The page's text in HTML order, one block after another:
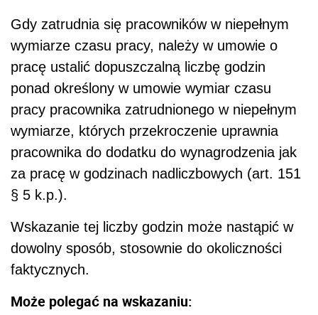
Gdy zatrudnia się pracowników w niepełnym
wymiarze czasu pracy, należy w umowie o
pracę ustalić dopuszczalną liczbę godzin
ponad określony w umowie wymiar czasu
pracy pracownika zatrudnionego w niepełnym
wymiarze, których przekroczenie uprawnia
pracownika do dodatku do wynagrodzenia jak
za pracę w godzinach nadliczbowych (art. 151
§ 5 k.p.).
Wskazanie tej liczby godzin może nastąpić w
dowolny sposób, stosownie do okoliczności
faktycznych.
Może polegać na wskazaniu: